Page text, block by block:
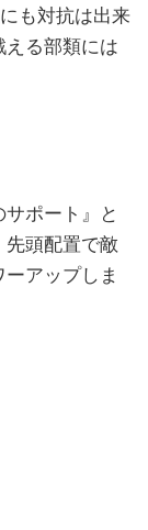
も対抗は出来
える部類には
ポート』と
先頭配置で敵
アップしま